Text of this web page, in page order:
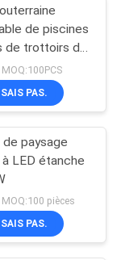
de piscines
de trottoirs de
routes de
de 3W
PAS.
de paysage
LED étanche
pièces
PAS.